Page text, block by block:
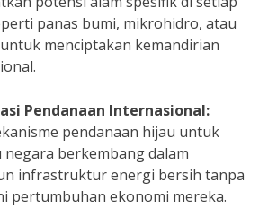
panas bumi, mikrohidro, atau
menciptakan kemandirian
Pendanaan Internasional:
pendanaan hijau untuk
negara berkembang dalam
infrastruktur energi bersih tanpa
pertumbuhan ekonomi mereka.